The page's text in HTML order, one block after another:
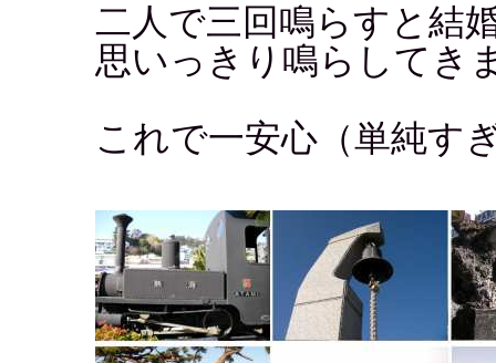
二人で三回鳴らすと結
思いっきり鳴らしてき
これで一安心（単純す